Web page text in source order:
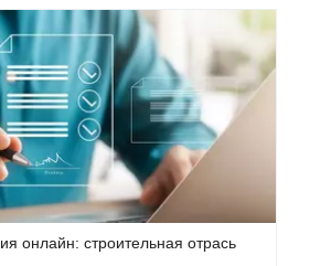
онлайн: строительная отрась